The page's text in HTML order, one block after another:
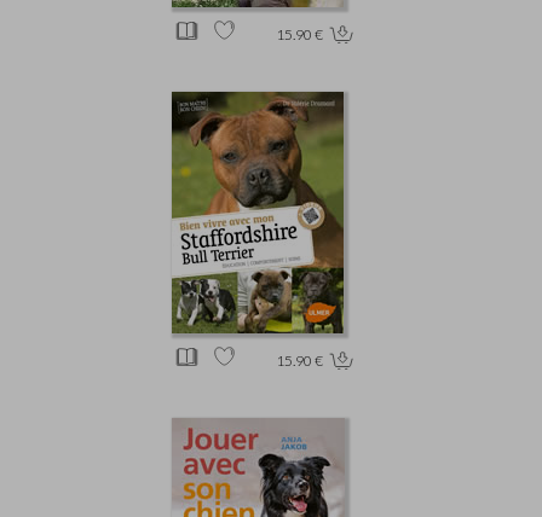
15.90 €
15.90 €